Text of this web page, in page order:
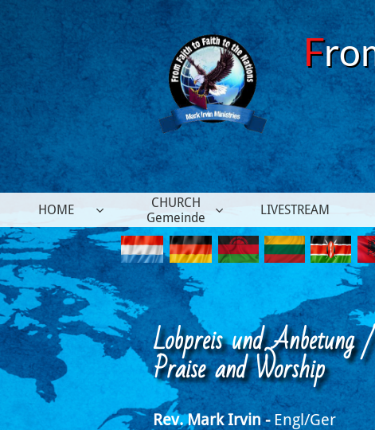
F
HOME 
CHURCH
Gemeinde
 LIVESTREAM
Lobpreis und Anbetung /
​Praise and Worship
Rev. Mark Irvin - Engl/Ger ​